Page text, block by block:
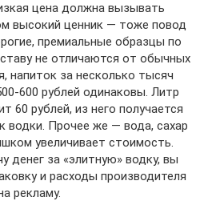
цена должна вызывать
высокий ценник — тоже повод
премиальные образцы по
не отличаются от обычных
напиток за несколько тысяч
600 рублей одинаковы. Литр
60 рублей, из него получается
водки. Прочее же — вода, сахар
увеличивает стоимость.
денег за «элитную» водку, вы
и расходы производителя
рекламу.